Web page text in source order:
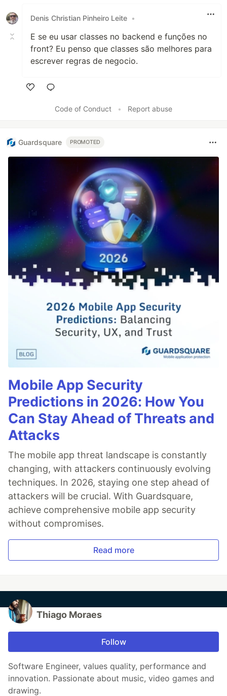
Denis Christian Pinheiro Leite •
E se eu usar classes no backend e funções no
front? Eu penso que classes são melhores para
escrever regras de negocio.
Code of Conduct
• Report abuse
Guardsquare PROMOTED
Mobile App Security
Predictions in 2026: How You
Can Stay Ahead of Threats and
Attacks
The mobile app threat landscape is constantly
changing, with attackers continuously evolving
techniques. In 2026, staying one step ahead of
attackers will be crucial. With Guardsquare,
achieve comprehensive mobile app security
without compromises.
Read more
Thiago Moraes
Follow
Software Engineer, values ​​quality, performance and
innovation. Passionate about music, video games and
drawing.